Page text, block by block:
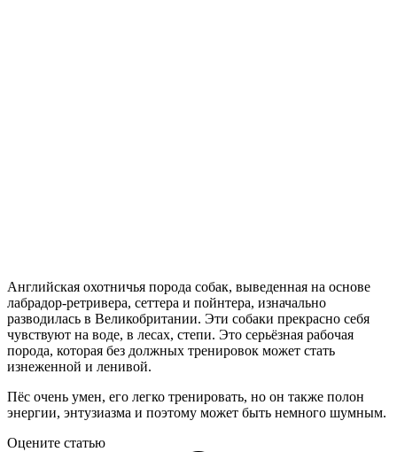
Английская охотничья порода собак, выведенная на основе
лабрадор-ретривера, сеттера и пойнтера, изначально
разводилась в Великобритании. Эти собаки прекрасно себя
чувствуют на воде, в лесах, степи. Это серьёзная рабочая
порода, которая без должных тренировок может стать
изнеженной и ленивой.
Пёс очень умен, его легко тренировать, но он также полон
энергии, энтузиазма и поэтому может быть немного шумным.
Оцените статью